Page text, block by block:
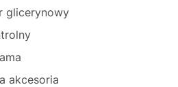
glicerynowy
akcesoria